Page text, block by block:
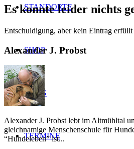
STANDORTE
SHOP
BLOG
TERMINE
Es konnte leider nichts
Entschuldigung, aber kein Eintrag
Alexander J. Probst
Alexander J. Probst lebt im Altmühltal
gleichnamige Menschenschule für
“Hundeleben” ist...